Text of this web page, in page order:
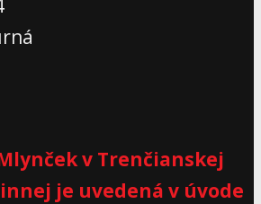
v Trenčianskej
je uvedená v úvode